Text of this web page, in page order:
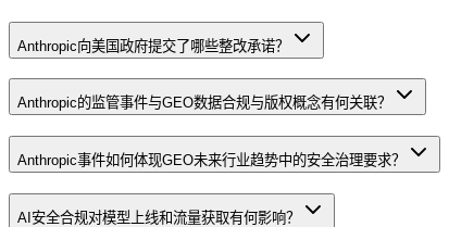
Anthropic向美国政府提交了哪些整改承诺？
Anthropic的监管事件与GEO数据合规与版权概念有何关联？
Anthropic事件如何体现GEO未来行业趋势中的安全治理要求？
AI安全合规对模型上线和流量获取有何影响？